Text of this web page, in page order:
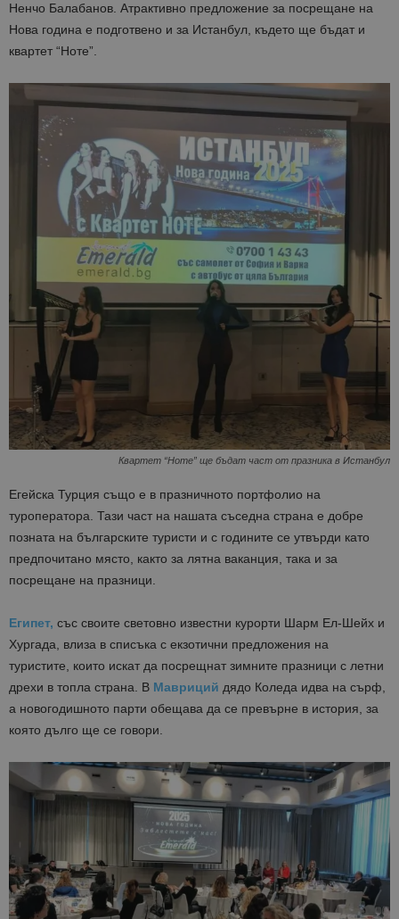
Ненчо Балабанов. Атрактивно предложение за посрещане на
Нова година е подготвено и за Истанбул, където ще бъдат и
квартет “Ноте”.
Квартет “Ноте” ще бъдат част от празника в Истанбул
Егейска Турция също е в празничното портфолио на
туроператора. Тази част на нашата съседна страна е добре
позната на българските туристи и с годините се утвърди като
предпочитано място, както за лятна ваканция, така и за
посрещане на празници.
Египет, със своите световно известни курорти Шарм Ел-Шейх и
Хургада, влиза в списъка с екзотични предложения на
туристите, които искат да посрещнат зимните празници с летни
дрехи в топла страна. В Мавриций дядо Коледа идва на сърф,
а новогодишното парти обещава да се превърне в история, за
която дълго ще се говори.